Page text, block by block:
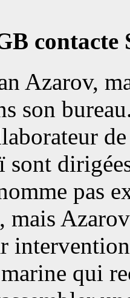
contacte
Azarov,
son
sont
pas
mais
qui